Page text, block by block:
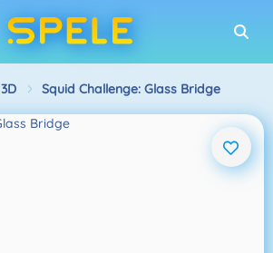
3D Squid Challenge: Glass Bridge